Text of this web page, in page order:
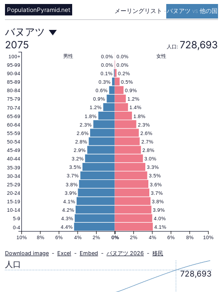
メーリングリスト -バヌアツ vs 他の国
PopulationPyramid.net
バ
ヌ
ア
ツ
の
人
口
ピ
ラ
バヌアツ
2075
人口: 728,693
4.1%
4.4%
4.0%
4.3%
3.9%
4.2%
3.8%
4.1%
3.7%
3.9%
3.6%
3.8%
3.5%
3.7%
3.3%
3.5%
3.0%
3.2%
2.8%
2.9%
2.7%
2.8%
2.6%
2.6%
2.3%
2.3%
1.8%
1.8%
1.4%
1.2%
1.2%
0.9%
0.9%
0.6%
0.5%
0.3%
0.2%
0.1%
0.0%
0.0%
0.0%
0.0% 女性
男性
0% 2% 4% 6% 8% 10%
10% 8% 6% 4% 2% 0%
0-4
5-9
10-14
15-19
20-24
25-29
30-34
35-39
40-44
45-49
50-54
55-59
60-64
65-69
70-74
75-79
80-84
85-89
90-94
95-99
100+
Download image - Excel - Embed - バヌアツ 2026 - 移民
728,693
人口